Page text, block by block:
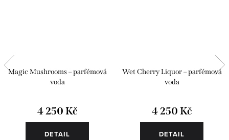
Magic Mushrooms – parfémová
voda
4 250 Kč
DETAIL
Wet Cherry Liquor – parfémová
voda
4 250 Kč
DETAIL